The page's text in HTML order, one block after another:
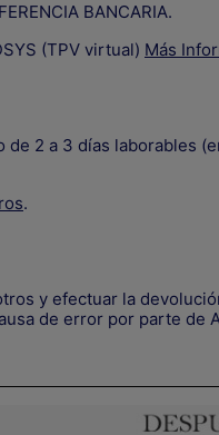
BANCARIA.
(TPV virtual) Más
2 a 3 días laborables
.
y efectuar la
de error por parte de